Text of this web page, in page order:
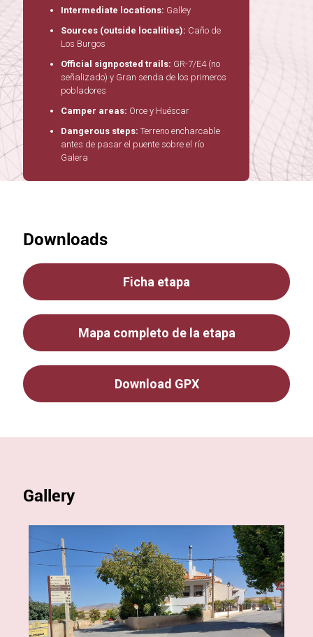
Intermediate locations: Galley
Sources (outside localities): Caño de
Los Burgos
Official signposted trails: GR-7/E4 (no
señalizado) y Gran senda de los primeros
pobladores
Camper areas: Orce y Huéscar
Dangerous steps: Terreno encharcable
antes de pasar el puente sobre el río
Galera
Downloads
Ficha etapa
Mapa completo de la etapa
Download GPX
Gallery